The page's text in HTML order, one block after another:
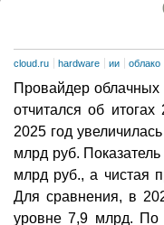
cloud.ru hardware ии облако
Провайдер
отчитался об
2025 год
млрд руб.
млрд руб., а чистая
Для сравнения, в
уровне 7,9 млрд. По